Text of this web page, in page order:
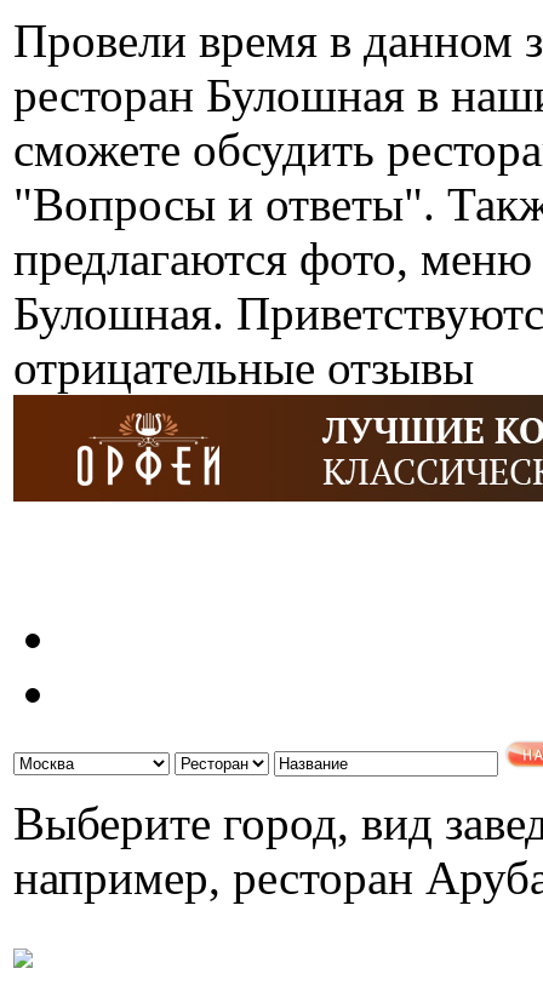
Провели время в данном
ресторан Булошная в
сможете обсудить
"Вопросы и ответы".
предлагаются фото, меню
Булошная.
отрицательные отзывы
Выберите город, вид
например, ресторан